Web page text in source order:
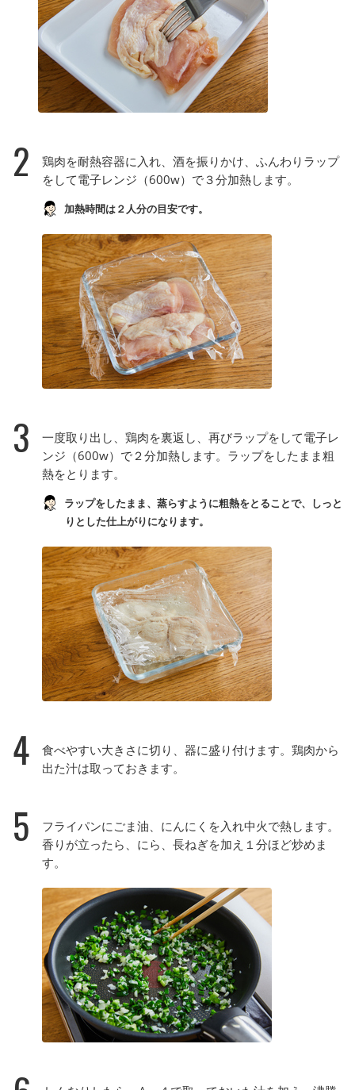
2
鶏肉を耐熱容器に入れ、酒を振りかけ、ふんわりラップ
をして電子レンジ（600w）で３分加熱します。
加熱時間は２人分の目安です。
3
一度取り出し、鶏肉を裏返し、再びラップをして電子レ
ンジ（600w）で２分加熱します。ラップをしたまま粗
熱をとります。
ラップをしたまま、蒸らすように粗熱をとることで、しっと
りとした仕上がりになります。
4
食べやすい大きさに切り、器に盛り付けます。鶏肉から
出た汁は取っておきます。
5
フライパンにごま油、にんにくを入れ中火で熱します。
香りが立ったら、にら、長ねぎを加え１分ほど炒めま
す。